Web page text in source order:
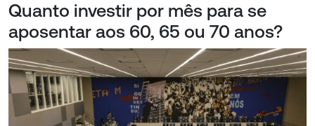
Quanto investir por mês para se
aposentar aos 60, 65 ou 70 anos?